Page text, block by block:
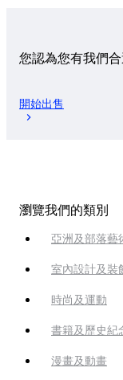
您認為您有我們
開始出售
瀏覽我們的類別
亞洲及部落藝
室內設計及裝
時尚及運動
書籍及歷史紀
漫畫及動畫